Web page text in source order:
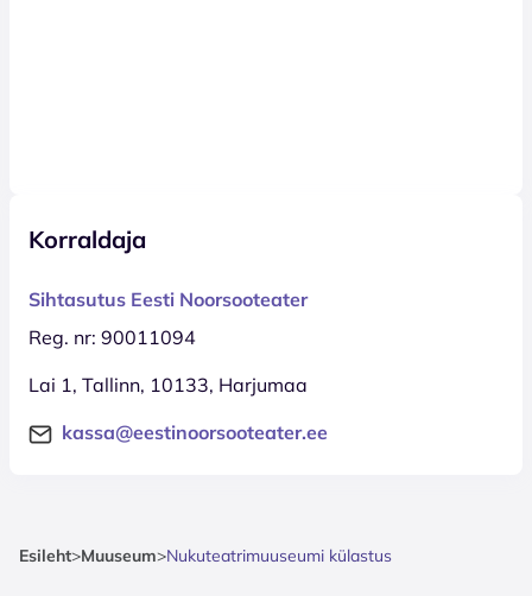
Korraldaja
Sihtasutus Eesti Noorsooteater
Reg. nr: 90011094
Lai 1, Tallinn, 10133, Harjumaa
kassa@eestinoorsooteater.ee
Esileht>Muuseum>Nukuteatrimuuseumi külastus